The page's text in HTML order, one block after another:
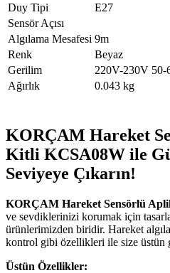
Duy Tipi
E27
Sensör Açısı
Algılama Mesafesi 9m
Renk
Beyaz
Gerilim
220V-230V 50-
Ağırlık
0.043 kg
KORÇAM Hareket
Kitli KCSA08W ile
Seviyeye Çıkarın!
KORÇAM Hareket Sensörlü
ve sevdiklerinizi korumak için
ürünlerimizden biridir. Hareket
kontrol gibi özellikleri ile size üstün
Üstün Özellikler: